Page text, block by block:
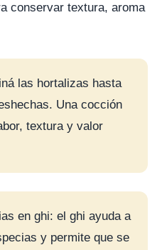
conservar textura, aroma
las hortalizas hasta
Una cocción
textura y valor
en ghi: el ghi ayuda a
y permite que se